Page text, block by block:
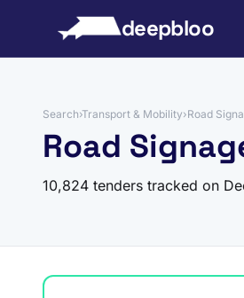
deepbloo
Search›Transport & Mobility›Road
Road
10,824 tenders tracked on